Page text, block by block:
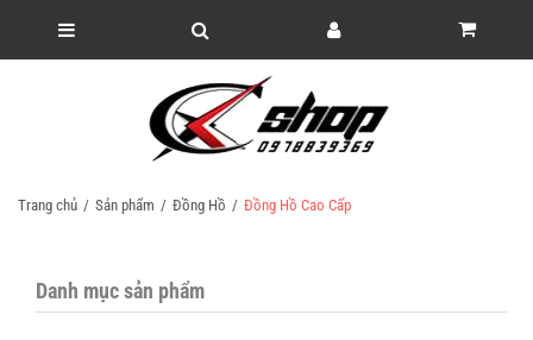
Trang chủ Sản phẩm Đồng Hồ Đồng Hồ Cao Cấp
Danh mục sản phẩm